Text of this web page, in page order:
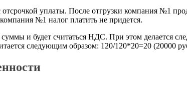
уплаты. После отгрузки компания №1
№1 налог платить не придется.
и будет считаться НДС. При этом делается
следующим образом: 120/120*20=20 (20000